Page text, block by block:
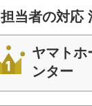
担当者の対応
ヤマト
ンター